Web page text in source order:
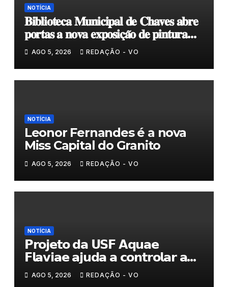
NOTÍCIA
𝐁𝐢𝐛𝐥𝐢𝐨𝐭𝐞𝐜𝐚 𝐌𝐮𝐧𝐢𝐜𝐢𝐩𝐚𝐥 𝐝𝐞 𝐂𝐡𝐚𝐯𝐞𝐬 𝐚𝐛𝐫𝐞
𝐩𝐨𝐫𝐭𝐚𝐬 𝐚 𝐧𝐨𝐯𝐚 𝐞𝐱𝐩𝐨𝐬𝐢𝐜̧𝐚̃𝐨 𝐝𝐞 𝐩𝐢𝐧𝐭𝐮𝐫𝐚
𝐝𝐮𝐫𝐚𝐧𝐭𝐞 𝐨 𝐦𝐞̂𝐬 𝐝𝐞 𝐚𝐠𝐨𝐬𝐭𝐨
AGO 5, 2026 REDAÇÃO - VO
NOTÍCIA
Leonor Fernandes é a nova
Miss Capital do Granito
AGO 5, 2026 REDAÇÃO - VO
NOTÍCIA
𝗣𝗿𝗼𝗷𝗲𝘁𝗼 𝗱𝗮 𝗨𝗦𝗙 𝗔𝗾𝘂𝗮𝗲
𝗙𝗹𝗮𝘃𝗶𝗮𝗲 𝗮𝗷𝘂𝗱𝗮 𝗮 𝗰𝗼𝗻𝘁𝗿𝗼𝗹𝗮𝗿 𝗮
𝗮𝗻𝘀𝗶𝗲𝗱𝗮𝗱𝗲
AGO 5, 2026 REDAÇÃO - VO